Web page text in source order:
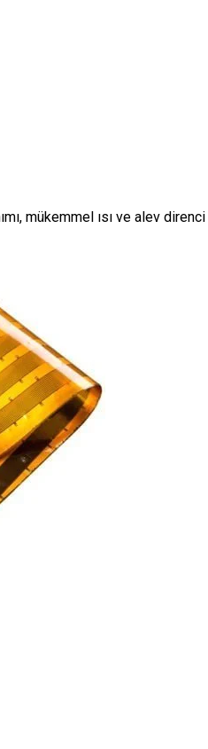
mükemmel ısı ve alev